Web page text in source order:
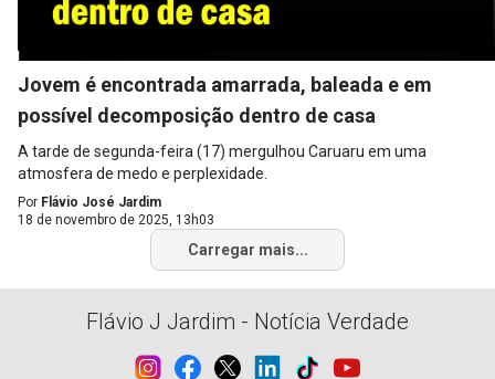
Jovem é encontrada amarrada, baleada e em
possível decomposição dentro de casa
A tarde de segunda-feira (17) mergulhou Caruaru em uma
atmosfera de medo e perplexidade.
Por Flávio José Jardim
18 de novembro de 2025, 13h03
Carregar mais...
Flávio J Jardim - Notícia Verdade